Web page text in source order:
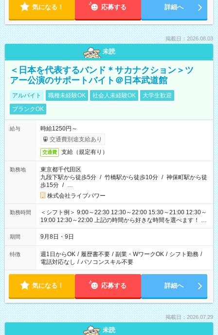
気になる！ 応募する 詳細へ
掲載日：2026.08.03
未読
＜日本を代表するバンド＊サカナクション＞ツ
アー公演のサポートバイト＠日本武道館
アルバイト 職種未経験OK 社会人未経験OK
大学生歓迎
ブランクOK
給与
時給1250円～
交通費別途支給あり
交通費 支給（規定有り）
勤務地
東京都千代田区
九段下駅から徒歩5分 / 竹橋駅から徒歩10分 / 神保町駅から徒
歩15分 / …
株式会社ライブパワー
勤務時間
＜シフト例＞ 9:00～22:30 12:30～22:00 15:30～21:00 12:30～
19:00 12:30～22:00 上記の時間から好きな時間を選べます！ ※
時間は変更となる可能性があります
期間 9月8日・9日
特徴 週1日からOK / 履歴書不要 / 副業・WワークOK / シフト勤務 /
電話対応なし / パソコンスキル不要
気になる！ 応募する 詳細へ
掲載日：2026.07.29
未読